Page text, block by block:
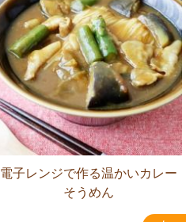
電子レンジで作る温かいカレー
そうめん